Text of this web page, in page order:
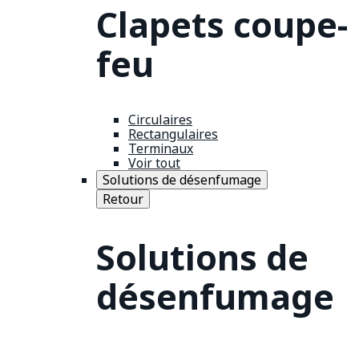
Clapets coupe-
feu
Circulaires
Rectangulaires
Terminaux
Voir tout
Solutions de désenfumage
Retour
Solutions de
désenfumage